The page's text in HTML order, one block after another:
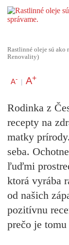
Rastlinné oleje sú ako
Renovality)
A- | A+
Rodinka z
recepty na
matky
seba.
ľuďmi
ktorá vyrába
od našich
pozitívnu
prečo je